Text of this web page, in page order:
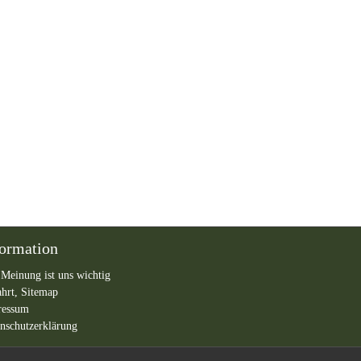
ist uns wichtig
Sitemap